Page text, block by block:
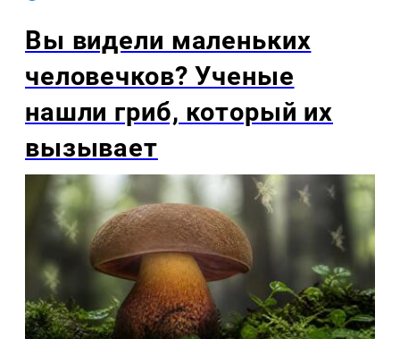
Вы видели маленьких
человечков? Ученые
нашли гриб, который их
вызывает